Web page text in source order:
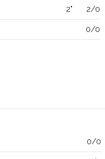
2" 2/0
0/0
0/0